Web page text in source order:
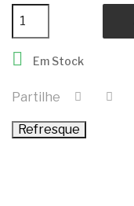
 Em Stock
Partilhe